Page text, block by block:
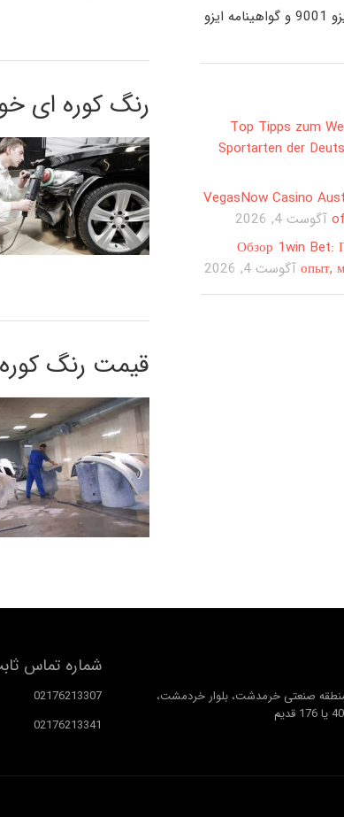
رنگ کوره ای
قیمت رنگ
دارنده گواهینامه ایزو 9001 و گواهینامه ایزو
Top Tipps zum
Sportarten der
VegasNow Casino
آگوست 4, 2026
Обзор 1win Bet:
опыт, آگوست 4, 2026
آبعلی، منطقه صنعتی خرمدشت، بلوار خردمشت،
شماره تماس
02176213307
02176213341